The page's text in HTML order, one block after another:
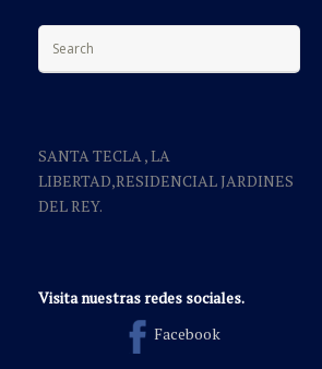
SANTA TECLA , LA
LIBERTAD,RESIDENCIAL JARDINES
DEL REY.
Visita nuestras redes sociales.
Facebook